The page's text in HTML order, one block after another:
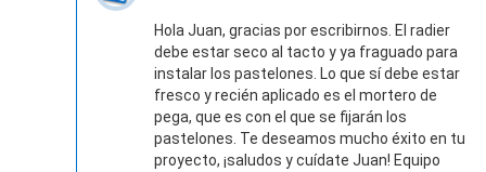
Hola Juan, gracias por escribirnos. El radier
debe estar seco al tacto y ya fraguado para
instalar los pastelones. Lo que sí debe estar
fresco y recién aplicado es el mortero de
pega, que es con el que se fijarán los
pastelones. Te deseamos mucho éxito en tu
proyecto, ¡saludos y cuídate Juan! Equipo